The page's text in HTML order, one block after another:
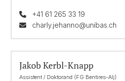
+41 61 265 33 19
charly.jehanno@unibas.ch
Jakob Kerbl-Knapp
Assistent / Doktorand (FG Bentires-Alj)